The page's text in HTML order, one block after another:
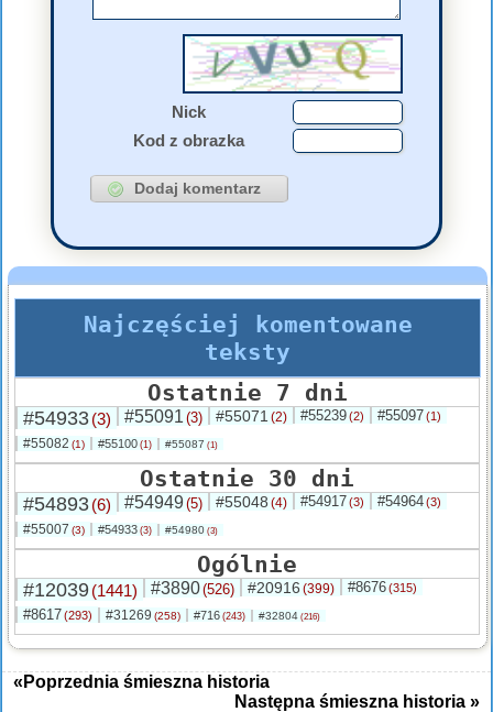
Nick
Kod z obrazka
Najczęściej komentowane
teksty
Ostatnie 7 dni
#54933(3) #55091 (3) #55071 (2) #55239(2) #55097(1)
#55082 (1) #55100 (1) #55087 (1)
Ostatnie 30 dni
#54893(6) #54949(5) #55048 (4) #54917(3) #54964(3)
#55007 (3) #54933 (3) #54980 (3)
Ogólnie
#12039(1441) #3890(526) #20916 (399) #8676(315)
#8617(293) #31269 (258) #716 (243) #32804 (216)
«Poprzednia śmieszna historia
Następna śmieszna historia »